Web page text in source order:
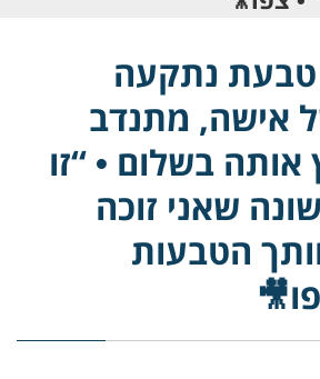
טבעת נתקעה
אישה, מתנדב
אותה בשלום • “זו
שאני זוכה
הטבעות